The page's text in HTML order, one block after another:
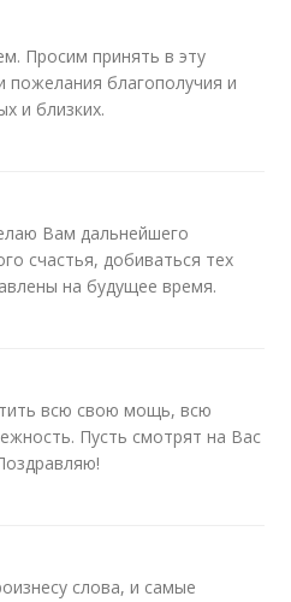
Просим принять в эту
пожелания благополучия и
и близких.
Вам дальнейшего
счастья, добиваться тех
на будущее время.
всю свою мощь, всю
Пусть смотрят на Вас
слова, и самые